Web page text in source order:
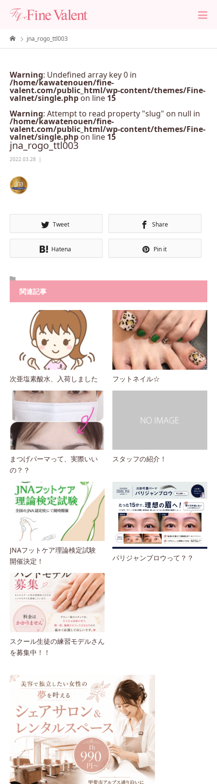
jna_rogo_ttl003
Warning: Undefined array key 0 in
/home/kawatenouen/fine-
valent.com/public_html/wp-content/themes/Fine-
valnet/single.phpon line 15
Warning: Attempt to read property "slug" on null in
/home/kawatenouen/fine-
valent.com/public_html/wp-content/themes/Fine-
valnet/single.phpon line 15
jna_rogo_ttl003
2022.03.28
Tweet Share
Hatena Pin it
関連記事
次亜塩素酸水、入荷しました フットネイル☆
まつげパーマって、実際いい
の？？
スタッフの紹介！
JNAフットケア理論検定試験
開催決定！
パリジャンブロウって？？
スクール生徒の練習モデルさん
を募集中！！